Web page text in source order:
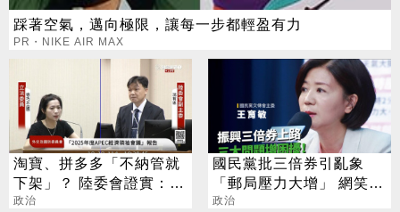
踩著空氣，邁向極限，讓每一步都輕盈有力
PR・NIKE AIR MAX
淘寶、拼多多「不納管就
下架」？ 陸委會證實：救
豬瘟破口
政治
國民黨批三倍券引亂象
「郵局壓力大增」 網笑：
嫌麻煩不要領
政治